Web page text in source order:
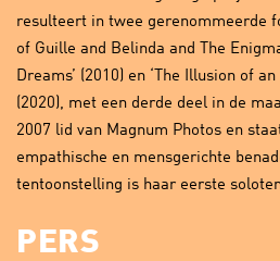
resulteert in twee gerenommeerde
of Guille and Belinda and The
Dreams’ (2010) en ‘The Illusion of
(2020), met een derde deel in de
2007 lid van Magnum Photos en
empathische en mensgerichte
tentoonstelling is haar eerste
PERS